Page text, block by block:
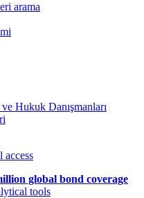
arama
ve Hukuk Danışmanları
access
global bond coverage
tools